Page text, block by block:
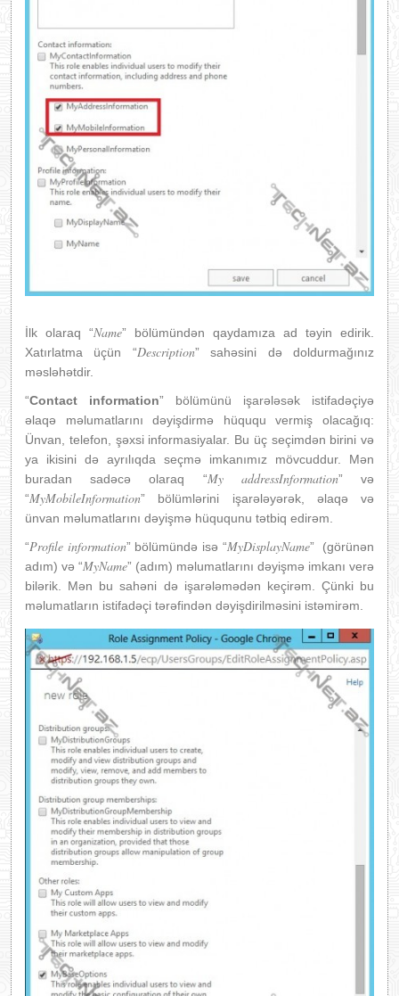
İlk olaraq “Name” bölümündən qaydamıza ad təyin edirik.
Xatırlatma üçün “Description” sahəsini də doldurmağınız
məsləhətdir.
“Contact information” bölümünü işarələsək istifadəçiyə
əlaqə məlumatlarını dəyişdirmə hüququ vermiş olacağıq:
Ünvan, telefon, şəxsi informasiyalar. Bu üç seçimdən birini və
ya ikisini də ayrılıqda seçmə imkanımız mövcuddur. Mən
buradan sadəcə olaraq “My addressInformation” və
“MyMobileInformation” bölümlərini işarələyərək, əlaqə və
ünvan məlumatlarını dəyişmə hüququnu tətbiq edirəm.
“Profile information” bölümündə isə “MyDisplayName” (görünən
adım) və “MyName” (adım) məlumatlarını dəyişmə imkanı verə
bilərik. Mən bu sahəni də işarələmədən keçirəm. Çünki bu
məlumatların istifadəçi tərəfindən dəyişdirilməsini istəmirəm.